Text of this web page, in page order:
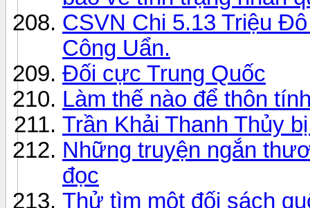
CSVN Chi 5.13 Triệu
Công Uẩn.
Đối cực Trung Quốc
Làm thế nào để thôn
Trần Khải Thanh Thủy
Những truyện ngắn
đọc
Thử tìm một đối sách